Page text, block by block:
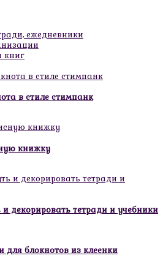
ежедневники
книг
в стиле стимпанк
книжку
и декорировать тетради и учебники
для блокнотов из клеенки